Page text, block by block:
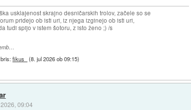
usklajenost skrajno desničarskih trolov, začele so se
pridejo ob isti uri, iz njega izginejo ob isti uri,
tudi spijo v istem šotoru, z isto ženo ;) /s
fikus_ (8. jul 2026 ob 09:15)
09:04